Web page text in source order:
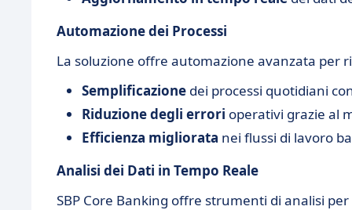
Automazione dei Processi
La soluzione offre automazione avanzata per
Semplificazione dei processi quotidiani
Riduzione degli errori operativi grazie al
Efficienza migliorata nei flussi di lavoro
Analisi dei Dati in Tempo Reale
SBP Core Banking offre strumenti di analisi